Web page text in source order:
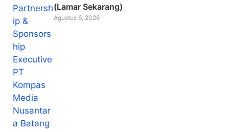
(Lamar Sekarang)
Agustus 6, 2026